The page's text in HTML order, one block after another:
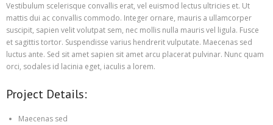
Vestibulum scelerisque convallis erat, vel euismod lectus ultricies et. Ut
mattis dui ac convallis commodo. Integer ornare, mauris a ullamcorper
suscipit, sapien velit volutpat sem, nec mollis nulla mauris vel ligula. Fusce
et sagittis tortor. Suspendisse varius hendrerit vulputate. Maecenas sed
luctus ante. Sed sit amet sapien sit amet arcu placerat pulvinar. Nunc quam
orci, sodales id lacinia eget, iaculis a lorem.
Project Details:
Maecenas sed